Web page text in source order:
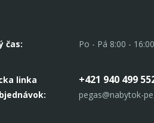
čas: Po - Pá 8:00 - 16:00
linka
+421 940 499
pegas@nabytok-